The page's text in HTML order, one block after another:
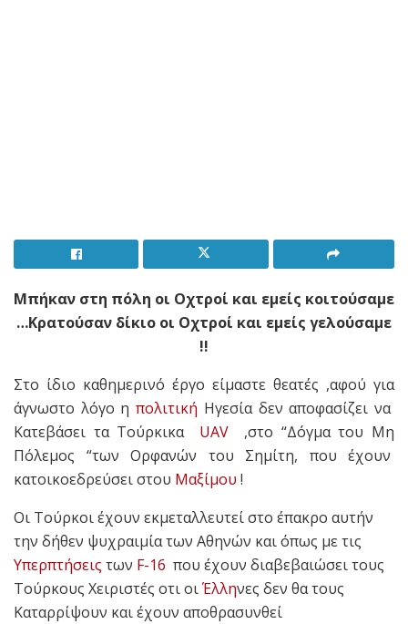
Μπήκαν στη πόλη οι Οχτροί και εμείς κοιτούσαμε
…Κρατούσαν δίκιο οι Οχτροί και εμείς γελούσαμε
!!
Στο ίδιο καθημερινό έργο είμαστε θεατές ,αφού για
άγνωστο λόγο ηπολιτική Ηγεσία δεν αποφασίζει να
Κατεβάσει τα Τούρκικα UAV ,στο “Δόγμα του Μη
Πόλεμος “των Ορφανών του Σημίτη, που έχουν
κατοικοεδρεύσει στου Μαξίμου !
Οι Τούρκοι έχουν εκμεταλλευτεί στο έπακρο αυτήν
την δήθεν ψυχραιμία των Αθηνών και όπως με τις
Υπερπτήσεις των F-16 που έχουν διαβεβαιώσει τους
Τούρκους Χειριστές οτι οιΈλληνες δεν θα τους
Καταρρίψουν και έχουν αποθρασυνθεί